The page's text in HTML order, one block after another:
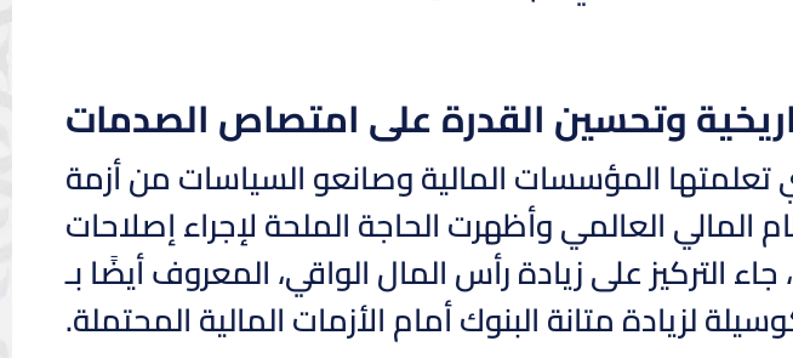
وتحسين القدرة على امتصاص الصدمات
المؤسسات المالية وصانعو السياسات من أزمة
المالي العالمي وأظهرت الحاجة الملحة لإجراء إصلاحات
التركيز على زيادة رأس المال الواقي، المعروف أيضًا بـ
لزيادة متانة البنوك أمام الأزمات المالية المحتملة.